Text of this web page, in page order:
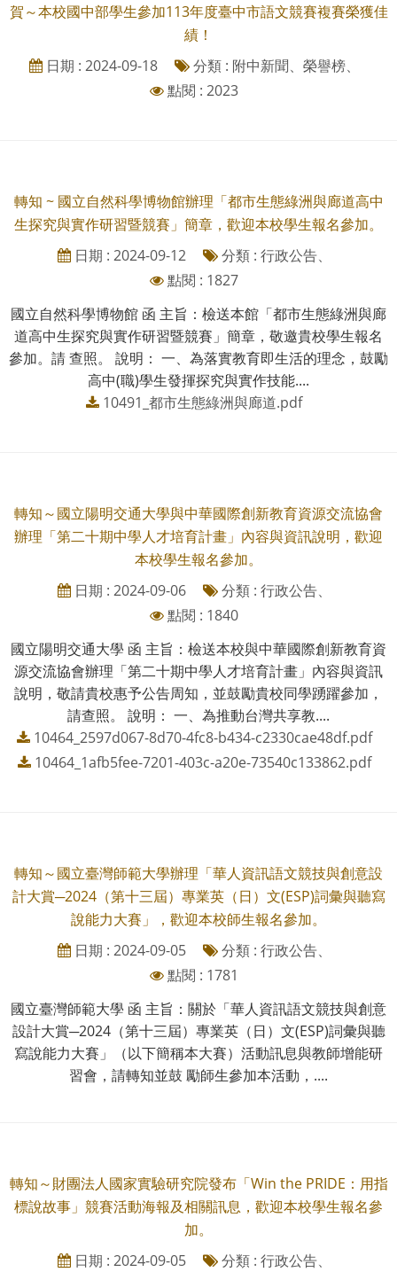
賀～本校國中部學生參加113年度臺中市語文競賽複賽榮獲佳
績！
日期 : 2024-09-18
分類 : 附中新聞、榮譽榜、
點閱 : 2023
轉知 ~ 國立自然科學博物館辦理「都市生態綠洲與廊道高中
生探究與實作研習暨競賽」簡章，歡迎本校學生報名參加。
日期 : 2024-09-12
分類 : 行政公告、
點閱 : 1827
國立自然科學博物館 函 主旨：檢送本館「都市生態綠洲與廊
道高中生探究與實作研習暨競賽」簡章，敬邀貴校學生報名
參加。請 查照。 說明： 一、為落實教育即生活的理念，鼓勵
高中(職)學生發揮探究與實作技能....
10491_都市生態綠洲與廊道.pdf
轉知～國立陽明交通大學與中華國際創新教育資源交流協會
辦理「第二十期中學人才培育計畫」內容與資訊說明，歡迎
本校學生報名參加。
日期 : 2024-09-06
分類 : 行政公告、
點閱 : 1840
國立陽明交通大學 函 主旨：檢送本校與中華國際創新教育資
源交流協會辦理「第二十期中學人才培育計畫」內容與資訊
說明，敬請貴校惠予公告周知，並鼓勵貴校同學踴躍參加，
請查照。 說明： 一、為推動台灣共享教....
10464_2597d067-8d70-4fc8-b434-c2330cae48df.pdf
10464_1afb5fee-7201-403c-a20e-73540c133862.pdf
轉知～國立臺灣師範大學辦理「華人資訊語文競技與創意設
計大賞─2024（第十三屆）專業英（日）文(ESP)詞彙與聽寫
說能力大賽」，歡迎本校師生報名參加。
日期 : 2024-09-05
分類 : 行政公告、
點閱 : 1781
國立臺灣師範大學 函 主旨：關於「華人資訊語文競技與創意
設計大賞─2024（第十三屆）專業英（日）文(ESP)詞彙與聽
寫說能力大賽」（以下簡稱本大賽）活動訊息與教師增能研
習會，請轉知並鼓 勵師生參加本活動，....
轉知～財團法人國家實驗研究院發布「Win the PRIDE：用指
標說故事」競賽活動海報及相關訊息，歡迎本校學生報名參
加。
日期 : 2024-09-05
分類 : 行政公告、